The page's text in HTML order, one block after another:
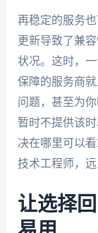
再稳定的服务
更新导致了兼
状况。这时，
保障的服务商
问题，甚至为
暂时不提供该
决在哪里可以
技术工程师，
让选择